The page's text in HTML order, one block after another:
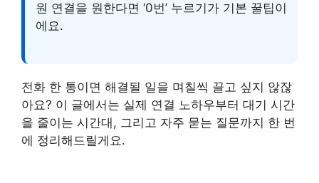
원 연결을 원한다면 ‘0번’ 누르기가 기본 꿀팁이
에요.
전화 한 통이면 해결될 일을 며칠씩 끌고 싶지 않잖
아요? 이 글에서는 실제 연결 노하우부터 대기 시간
을 줄이는 시간대, 그리고 자주 묻는 질문까지 한 번
에 정리해드릴게요.